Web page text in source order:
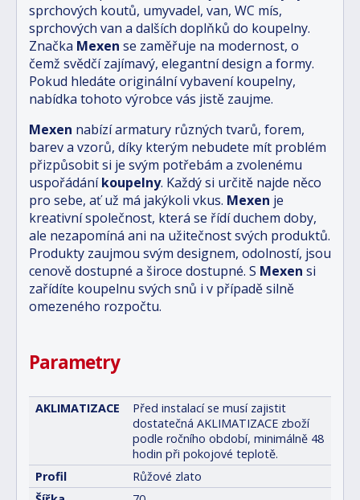
sprchových koutů, umyvadel, van, WC mís,
sprchových van a dalších doplňků do koupelny.
Značka Mexen se zaměřuje na modernost, o
čemž svědčí zajímavý, elegantní design a formy.
Pokud hledáte originální vybavení koupelny,
nabídka tohoto výrobce vás jistě zaujme.
Mexen nabízí armatury různých tvarů, forem,
barev a vzorů, díky kterým nebudete mít problém
přizpůsobit si je svým potřebám a zvolenému
uspořádáníkoupelny. Každý si určitě najde něco
pro sebe, ať už má jakýkoli vkus. Mexen je
kreativní společnost, která se řídí duchem doby,
ale nezapomíná ani na užitečnost svých produktů.
Produkty zaujmou svým designem, odolností, jsou
cenově dostupné a široce dostupné. S Mexen si
zařídíte koupelnu svých snů i v případě silně
omezeného rozpočtu.
Parametry
AKLIMATIZACE
Před instalací se musí zajistit
dostatečná AKLIMATIZACE zboží
podle ročního období, minimálně 48
hodin při pokojové teplotě.
Profil
Růžové zlato